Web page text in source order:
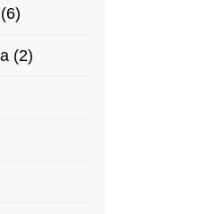
(2)